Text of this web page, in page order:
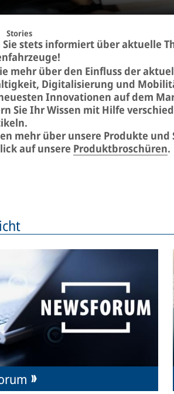
Stories
stets informiert über aktuelle
mehr über den Einfluss der
Digitalisierung und
Innovationen auf dem
Sie Ihr Wissen mit Hilfe
mehr über unsere Produkte und
auf unsere Produktbroschüren.